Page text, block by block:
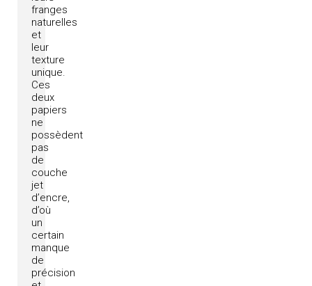
franges
naturelles
et
leur
texture
unique.
Ces
deux
papiers
ne
possèdent
pas
de
couche
jet
d’encre,
d’où
un
certain
manque
de
précision